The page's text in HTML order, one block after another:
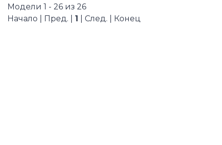
Модели 1 - 26 из 26
Начало | Пред. | 1 | След. | Конец